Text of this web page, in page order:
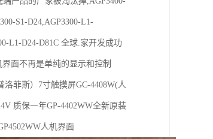
S1-D24,AGP3300-L1-
L1-D24-D81C 全球.家开发成功
界面不再是单纯的显示和控制
洛菲斯）7寸触摸屏GC-4408W(人
质保一年GP-4402WW全新原装
人机界面